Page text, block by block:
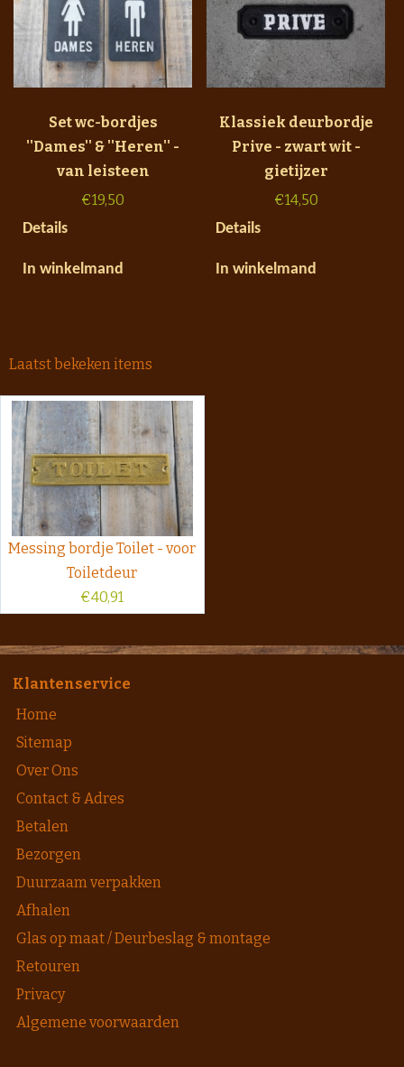
Set wc-bordjes
''Dames'' & ''Heren'' -
van leisteen
€19,50
Details
In winkelmand
Klassiek deurbordje
Prive - zwart wit -
gietijzer
€14,50
Details
In winkelmand
Laatst bekeken items
Messing bordje Toilet - voor
Toiletdeur
€40,91
Klantenservice
Home
Sitemap
Over Ons
Contact & Adres
Betalen
Bezorgen
Duurzaam verpakken
Afhalen
Glas op maat / Deurbeslag & montage
Retouren
Privacy
Algemene voorwaarden